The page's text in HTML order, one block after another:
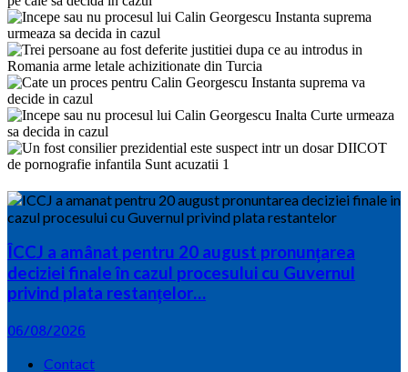
ÎCCJ a amânat pentru 20 august pronunțarea
deciziei finale în cazul procesului cu Guvernul
privind plata restanțelor…
06/08/2026
Contact